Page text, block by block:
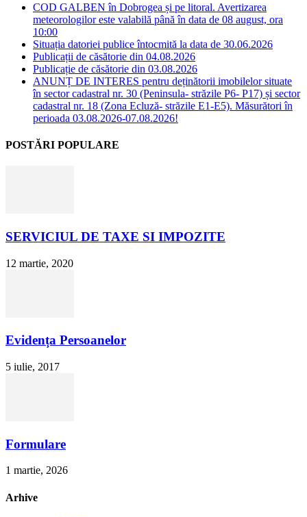
COD GALBEN în Dobrogea și pe litoral. Avertizarea
meteorologilor este valabilă până în data de 08 august, ora
10:00
Situația datoriei publice întocmită la data de 30.06.2026
Publicații de căsătorie din 04.08.2026
Publicație de căsătorie din 03.08.2026
ANUNȚ DE INTERES pentru deținătorii imobilelor situate
în sector cadastral nr. 30 (Peninsula- străzile P6- P17) și sector
cadastral nr. 18 (Zona Ecluză- străzile E1-E5). Măsurători în
perioada 03.08.2026-07.08.2026!
POSTĂRI POPULARE
SERVICIUL DE TAXE SI IMPOZITE
12 martie, 2020
Evidența Persoanelor
5 iulie, 2017
Formulare
1 martie, 2026
Arhive